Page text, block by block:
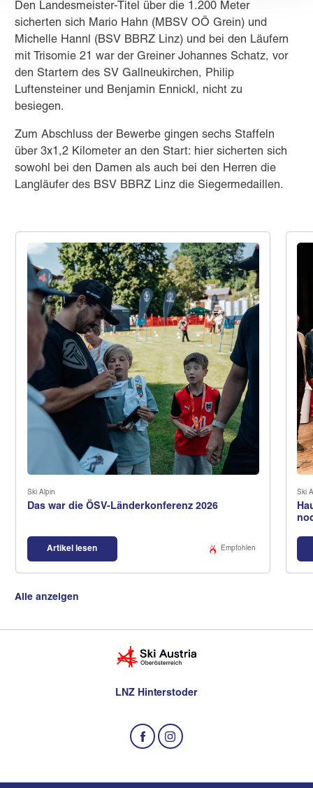
Den Landesmeister-Titel über die 1.200 Meter
sicherten sich Mario Hahn (MBSV OÖ Grein) und
Michelle Hannl (BSV BBRZ Linz) und bei den Läufern
mit Trisomie 21 war der Greiner Johannes Schatz, vor
den Startern des SV Gallneukirchen, Philip
Luftensteiner und Benjamin Ennickl, nicht zu
besiegen.
Zum Abschluss der Bewerbe gingen sechs Staffeln
über 3x1,2 Kilometer an den Start: hier sicherten sich
sowohl bei den Damen als auch bei den Herren die
Langläufer des BSV BBRZ Linz die Siegermedaillen.
Ski Alpin
Das war die ÖSV-Länderkonferenz 2026
Artikel lesen Empfohlen
Ski
Alle anzeigen
LNZ Hinterstoder